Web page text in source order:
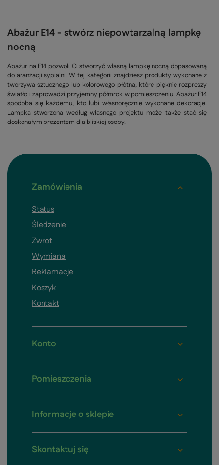
Abażur E14 - stwórz niepowtarzalną lampkę
nocną
Abażur na E14 pozwoli Ci stworzyć własną lampkę nocną dopasowaną
do aranżacji sypialni. W tej kategorii znajdziesz produkty wykonane z
tworzywa sztucznego lub kolorowego płótna, które pięknie rozproszy
światło i zaprowadzi przyjemny półmrok w pomieszczeniu. Abażur E14
spodoba się każdemu, kto lubi własnoręcznie wykonane dekoracje.
Lampka stworzona według własnego projektu może także stać się
doskonałym prezentem dla bliskiej osoby.
Zamówienia
Status
Śledzenie
Zwrot
Wymiana
Reklamacje
Koszyk
Kontakt
Konto
Pomieszczenia
Informacje o sklepie
Skontaktuj się